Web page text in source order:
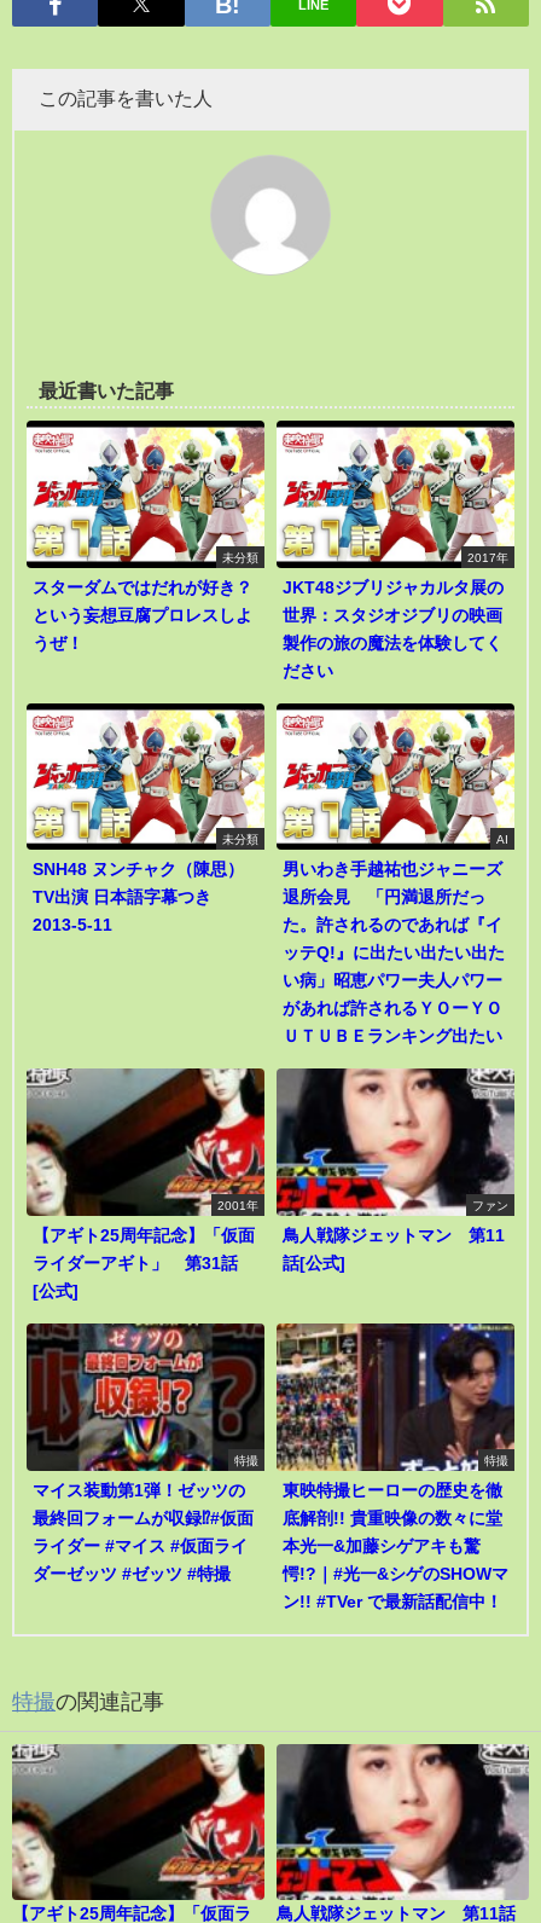
LINE
この記事を書いた人
最近書いた記事
未分類
スターダムではだれが好き？
という妄想豆腐プロレスしよ
うぜ！
2017年
JKT48ジブリジャカルタ展の
世界：スタジオジブリの映画
製作の旅の魔法を体験してく
ださい
未分類
SNH48 ヌンチャク（陳思）
TV出演 日本語字幕つき
2013-5-11
AI
男いわき手越祐也ジャニーズ
退所会見 「円満退所だっ
た。許されるのであれば『イ
ッテQ!』に出たい出たい出た
い病」昭恵パワー夫人パワー
があれば許されるＹＯーＹＯ
ＵＴＵＢＥランキング出たい
2001年
【アギト25周年記念】「仮面
ライダーアギト」 第31話
[公式]
ファン
鳥人戦隊ジェットマン 第11
話[公式]
特撮
マイス装動第1弾！ゼッツの
最終回フォームが収録⁉︎#仮面
ライダー #マイス #仮面ライ
ダーゼッツ #ゼッツ #特撮
特撮
東映特撮ヒーローの歴史を徹
底解剖!! 貴重映像の数々に堂
本光一&加藤シゲアキも驚
愕!?｜#光一&シゲのSHOWマ
ン!! #TVer で最新話配信中！
特撮の関連記事
【アギト25周年記念】「仮面ラ
鳥人戦隊ジェットマン 第11話